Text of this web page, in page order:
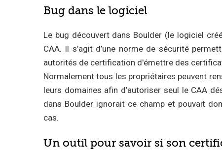
Bug dans le logiciel
Le bug découvert dans Boulder (le logiciel
CAA. Il s’agit d’une norme de sécurité
autorités de certification d'émettre des
Normalement tous les propriétaires peuvent
leurs domaines afin d’autoriser seul le CAA
dans Boulder ignorait ce champ et pouvait
cas.
Un outil pour savoir si son